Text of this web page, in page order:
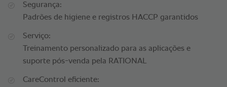
Segurança:
Padrões de higiene e registros HACCP garantidos
Serviço:
Treinamento personalizado para as aplicações e
suporte pós-venda pela RATIONAL
CareControl eficiente: